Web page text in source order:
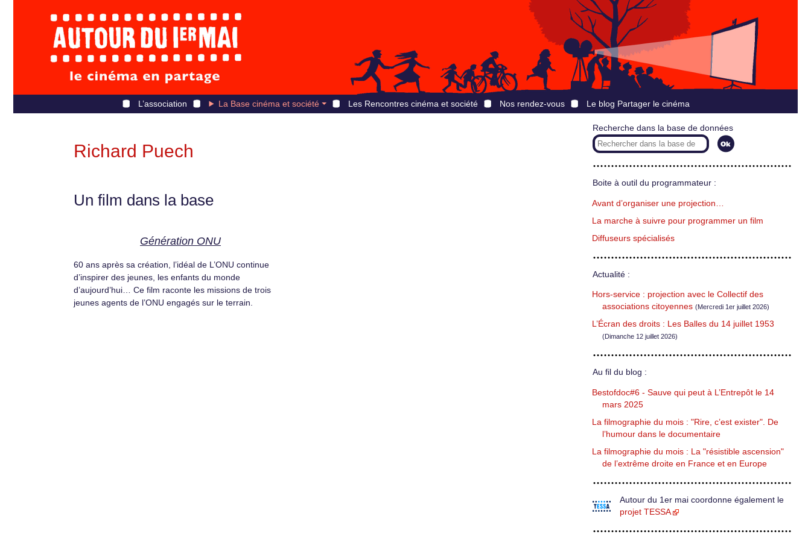
L’association La Base cinéma et société Les Rencontres cinéma et société Nos rendez-vous Le blog Partager le cinéma
Richard Puech
Un film dans la base
Génération ONU
60 ans après sa création, l’idéal de L’ONU continue
d’inspirer des jeunes, les enfants du monde
d’aujourd’hui… Ce film raconte les missions de trois
jeunes agents de l’ONU engagés sur le terrain.
Recherche dans la base de données
Boite à outil du programmateur :
Avant d’organiser une projection…
La marche à suivre pour programmer un film
Diffuseurs spécialisés
Actualité :
Hors-service : projection avec le Collectif des
associations citoyennes (Mercredi 1er juillet 2026)
L’Écran des droits : Les Balles du 14 juillet 1953
(Dimanche 12 juillet 2026)
Au fil du blog :
Bestofdoc#6 - Sauve qui peut à L’Entrepôt le 14
mars 2025
La filmographie du mois : "Rire, c’est exister". De
l’humour dans le documentaire
La filmographie du mois : La "résistible ascension"
de l’extrême droite en France et en Europe
Autour du 1er mai coordonne également le
projet TESSA